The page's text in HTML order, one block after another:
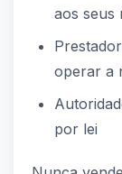
aos seus
operar a
por lei